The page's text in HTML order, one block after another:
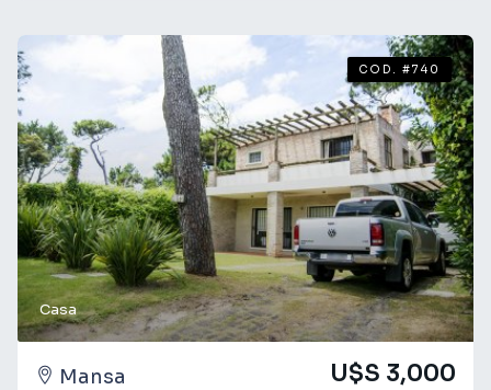
baño completo Climatización: Equipo de aire
acondicionado en pieza central. Estado: Impecable, obra
recién terminada. Zona Céntrica (A Estrenar)Precio:
$26.000 mes Garantías: Únicamente aseguradoras
(Porto Seguro, SURA, Mapfre,) Consulta con nuestros
asesores para obtener más información y coordinar una
visita. Te acompañamos en el camino a encontrar lo que
buscas! ¡Tu futuro comienza aquí!
Casa
COD. #740
Mansa U$S 3,000